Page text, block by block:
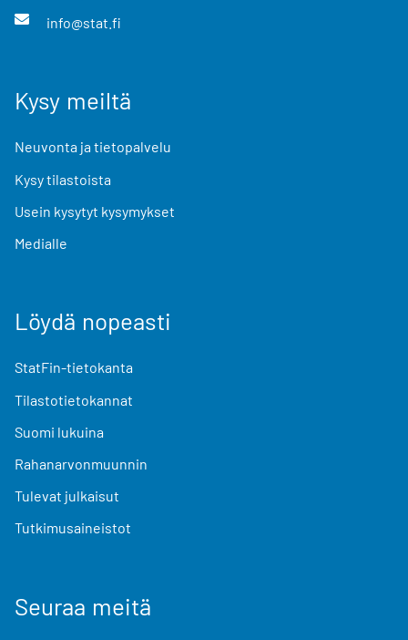
info@stat.fi
Kysy meiltä
Neuvonta ja tietopalvelu
Kysy tilastoista
Usein kysytyt kysymykset
Medialle
Löydä nopeasti
StatFin-tietokanta
Tilastotietokannat
Suomi lukuina
Rahanarvonmuunnin
Tulevat julkaisut
Tutkimusaineistot
Seuraa meitä